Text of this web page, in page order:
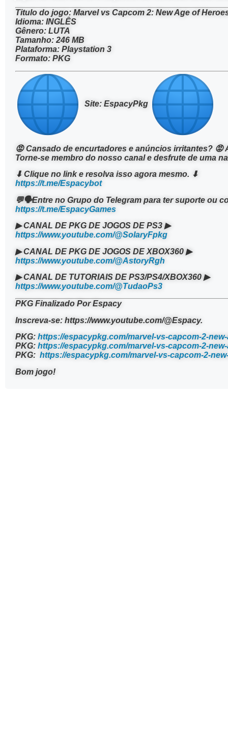
Titulo do jogo: Marvel vs Capcom 2: New Age of
Idioma: INGLÊS
Gênero: LUTA
Tamanho: 246 MB
Plataforma: Playstation 3
Formato: PKG
Site: EspacyPkg
😡 Cansado de encurtadores e anúncios irritantes?
Torne-se membro do nosso canal e desfrute de uma
⬇ Clique no link e resolva isso agora mesmo. ⬇
https://t.me/Espacybot
💬🗣Entre no Grupo do Telegram para ter suporte ou
https://t.me/EspacyGames
▶ CANAL DE PKG DE JOGOS DE PS3 ▶
https://www.youtube.com/@SolaryFpkg
▶ CANAL DE PKG DE JOGOS DE XBOX360 ▶
https://www.youtube.com/@AstoryRgh
▶ CANAL DE TUTORIAIS DE PS3/PS4/XBOX360 ▶
https://www.youtube.com/@TudaoPs3
PKG Finalizado Por Espacy
Inscreva-se: https://www.youtube.com/@Espacy.
PKG: https://espacypkg.com/marvel-vs-capcom-2-
PKG: https://espacypkg.com/marvel-vs-capcom-2-
PKG: https://espacypkg.com/marvel-vs-capcom-2-
Bom jogo!